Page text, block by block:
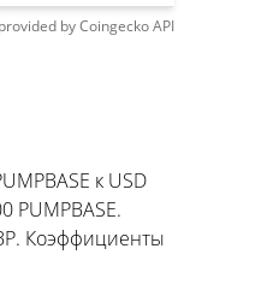
byCoingeckoAPI
к USD
PUMPBASE.
Коэффициенты